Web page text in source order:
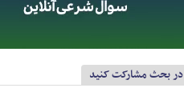
در بحث مشارکت کنید